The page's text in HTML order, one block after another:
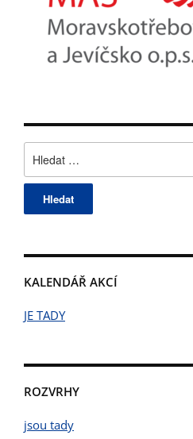
KALENDÁŘ AKCÍ
JE TADY
ROZVRHY
jsou tady